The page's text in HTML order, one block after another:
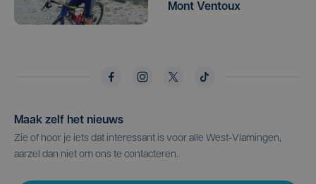
Mont Ventoux
Maak zelf het nieuws
Zie of hoor je iets dat interessant is voor alle West-Vlamingen,
aarzel dan niet om ons te contacteren.